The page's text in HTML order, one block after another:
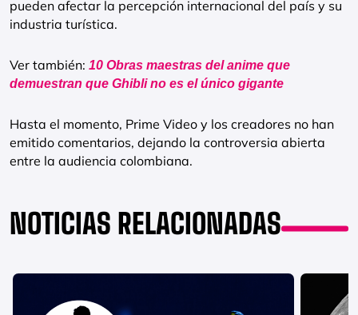
pueden afectar la percepción internacional del país y su
industria turística.
Ver también: 10 Obras maestras del anime que
demuestran que Ghibli no es el único gigante
Hasta el momento, Prime Video y los creadores no han
emitido comentarios, dejando la controversia abierta
entre la audiencia colombiana.
NOTICIAS RELACIONADAS